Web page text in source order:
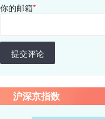
你的邮箱*
提交评论
沪深京指数